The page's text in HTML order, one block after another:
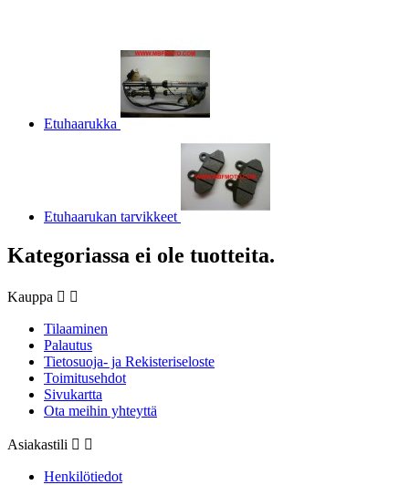
Etuhaarukka
Etuhaarukan tarvikkeet
Kategoriassa ei ole tuotteita.
Kauppa  
Tilaaminen
Palautus
Tietosuoja- ja Rekisteriseloste
Toimitusehdot
Sivukartta
Ota meihin yhteyttä
Asiakastili  
Henkilötiedot